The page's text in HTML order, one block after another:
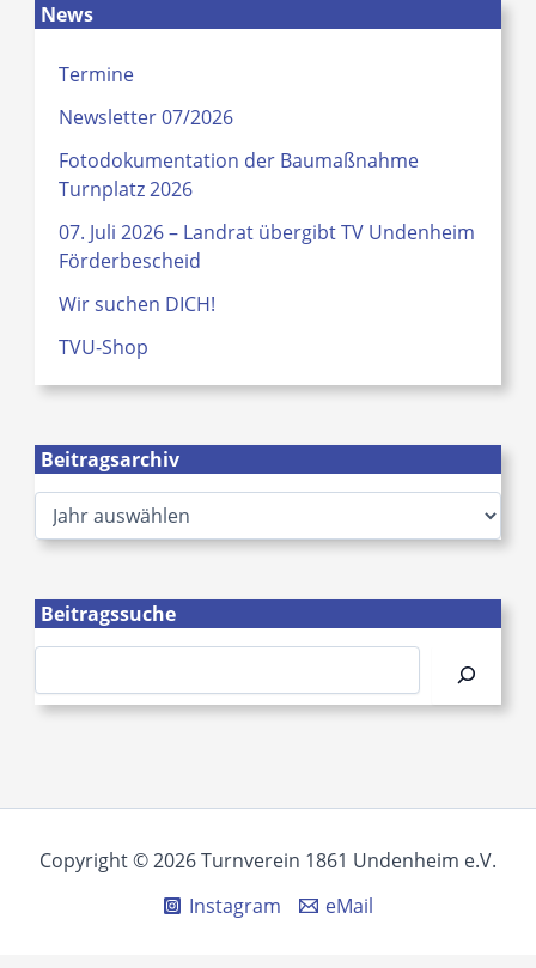
News
Termine
Newsletter 07/2026
Fotodokumentation der Baumaßnahme
Turnplatz 2026
07. Juli 2026 – Landrat übergibt TV Undenheim
Förderbescheid
Wir suchen DICH!
TVU-Shop
Beitragsarchiv
A
i
Beitragssuche
Suchen
Copyright © 2026 Turnverein 1861 Undenheim e.V.
Instagram
eMail